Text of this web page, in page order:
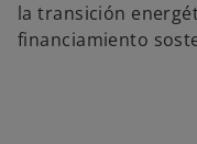
la transición
financiamiento